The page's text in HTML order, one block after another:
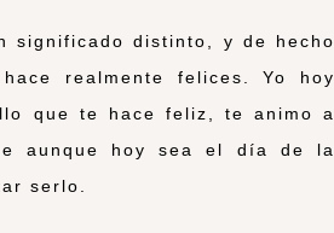
significado distinto, y de hecho
realmente felices. Yo hoy
que te hace feliz, te animo a
aunque hoy sea el día de la
serlo.